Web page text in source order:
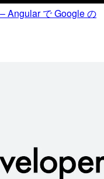
Angular で Google の